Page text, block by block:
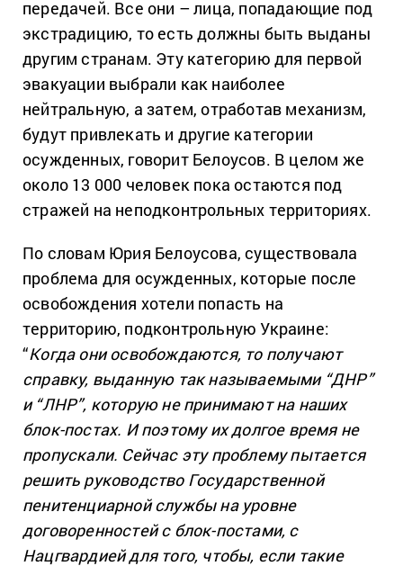
передачей. Все они – лица, попадающие под
экстрадицию, то есть должны быть выданы
другим странам. Эту категорию для первой
эвакуации выбрали как наиболее
нейтральную, а затем, отработав механизм,
будут привлекать и другие категории
осужденных, говорит Белоусов. В целом же
около 13 000 человек пока остаются под
стражей на неподконтрольных территориях.
По словам Юрия Белоусова, существовала
проблема для осужденных, которые после
освобождения хотели попасть на
территорию, подконтрольную Украине:
“Когда они освобождаются, то получают
справку, выданную так называемыми “ДНР”
и “ЛНР”, которую не принимают на наших
блок-постах. И поэтому их долгое время не
пропускали. Сейчас эту проблему пытается
решить руководство Государственной
пенитенциарной службы на уровне
договоренностей с блок-постами, с
Нацгвардией для того, чтобы, если такие